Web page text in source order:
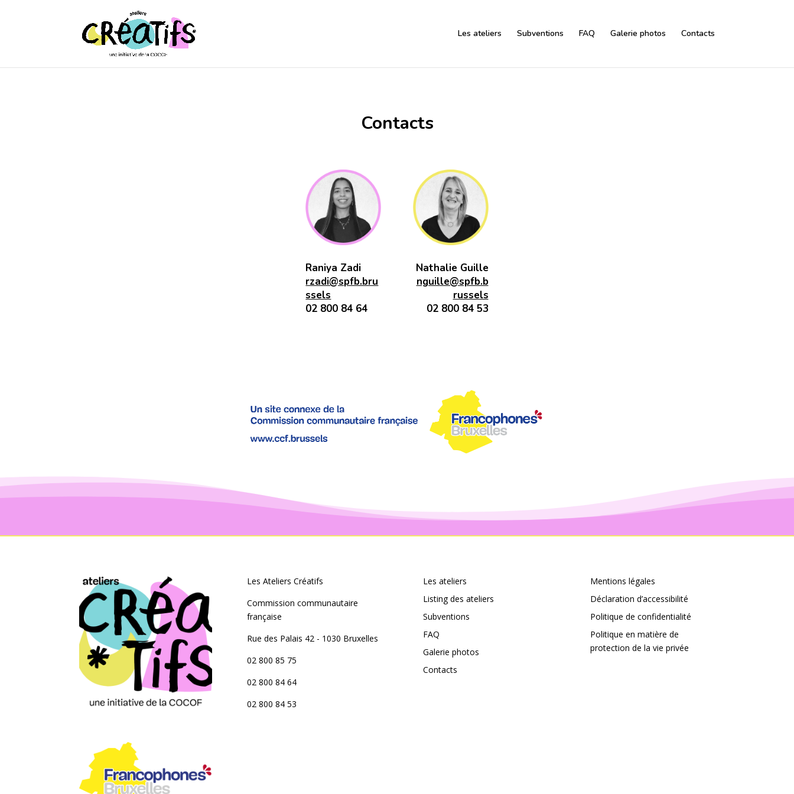
Les ateliers Subventions FAQ Galerie photos Contacts
Contacts
Raniya Zadi
rzadi@spfb.bru
ssels
02 800 84 64
Nathalie Guille
nguille@spfb.b
russels
02 800 84 53
Les Ateliers Créatifs
Commission communautaire
française
Rue des Palais 42 - 1030 Bruxelles
02 800 85 75
02 800 84 64
02 800 84 53
Les ateliers
Listing des ateliers
Subventions
FAQ
Galerie photos
Contacts
Mentions légales
Déclaration d’accessibilité
Politique de confidentialité
Politique en matière de
protection de la vie privée